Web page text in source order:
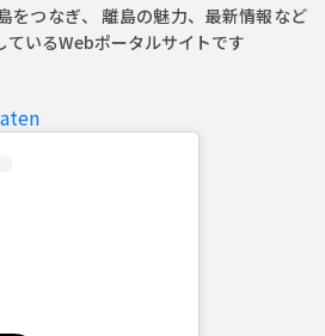
をつなぎ、 離島の魅力、最新情報など
いるWebポータルサイトです